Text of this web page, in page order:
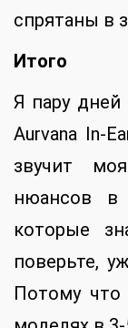
спрятаны в
Итого
Я пару дней
Aurvana In-
звучит
нюансов
которые
поверьте,
Потому